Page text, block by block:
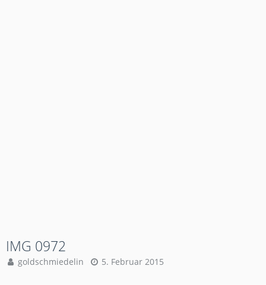
IMG 0972
goldschmiedelin 5. Februar 2015